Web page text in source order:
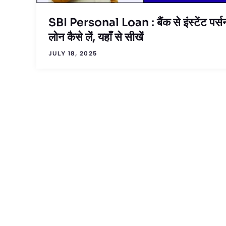
SBI Personal Loan : बैंक से इंस्टेंट
लोन कैसे लें, यहाँ से सीखें
JULY 18, 2025